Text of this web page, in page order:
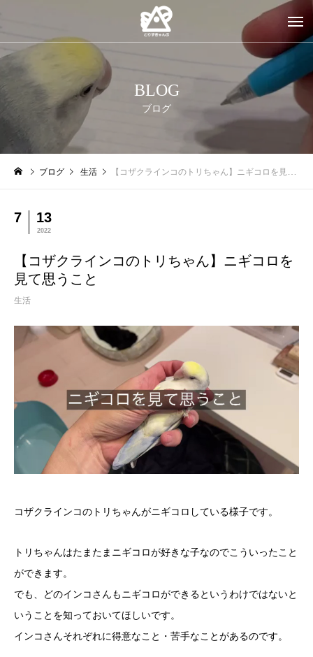
BLOG
ブログ
ブログ 生活 【コザクラインコのトリちゃん】ニギコロを見て思うこと
7 13
2022
【コザクラインコのトリちゃん】ニギコロを
見て思うこと
生活
コザクラインコのトリちゃんがニギコロしている様子です。
トリちゃんはたまたまニギコロが好きな子なのでこういったこと
ができます。
でも、どのインコさんもニギコロができるというわけではないと
いうことを知っておいてほしいです。
インコさんそれぞれに得意なこと・苦手なことがあるのです。